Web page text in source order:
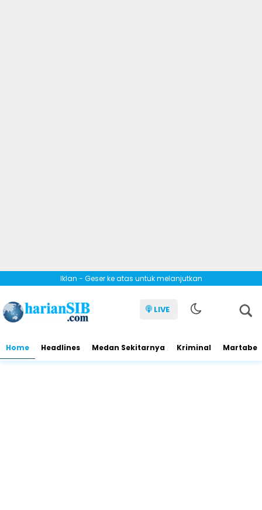
Iklan - Geser ke atas untuk melanjutkan
LIVE
Home Headlines Medan Sekitarnya Kriminal Martabe